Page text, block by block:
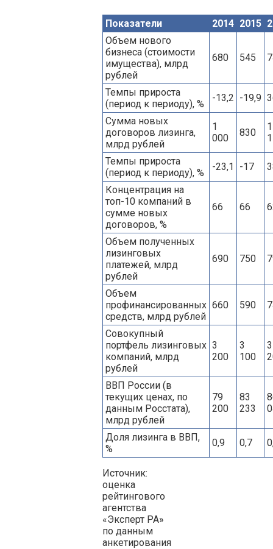
Показатели 2014 2015
Объем нового
бизнеса (стоимости
имущества), млрд
рублей
680 545
Темпы прироста
(период к периоду), %
-13,2 -19,9
Сумма новых
договоров лизинга,
млрд рублей
1
000
830
1
Темпы прироста
(период к периоду), %
-23,1 -17
Концентрация на
топ-10 компаний в
сумме новых
договоров, %
66 66
Объем полученных
лизинговых
платежей, млрд
рублей
690 750
Объем
профинансированных
средств, млрд рублей
660 590
Совокупный
портфель лизинговых
компаний, млрд
рублей
3
200
3
100
3
ВВП России (в
текущих ценах, по
данным Росстата),
млрд рублей
79
200
83
233
Доля лизинга в ВВП,
%
0,9 0,7
Источник:
оценка
рейтингового
агентства
«Эксперт РА»
по данным
анкетирования